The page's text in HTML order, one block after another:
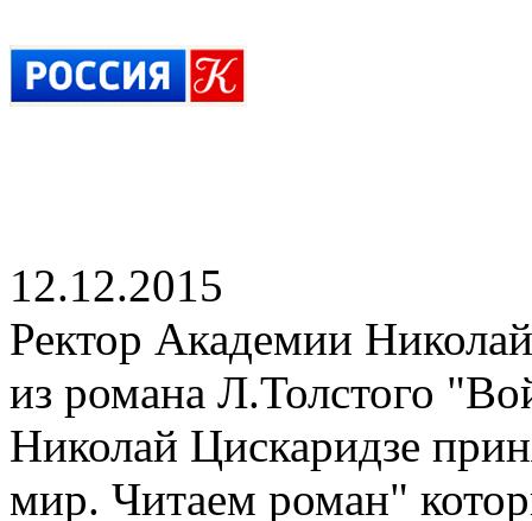
12.12.2015
Ректор Академии
из романа Л.Толстого
Николай Цискаридзе
мир. Читаем роман"